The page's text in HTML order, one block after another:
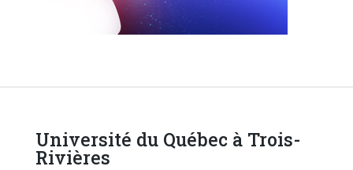
Université du Québec à Trois-
Rivières